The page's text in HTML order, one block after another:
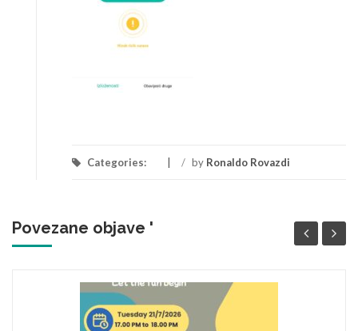
Categories: / by Ronaldo Rovazdi
Povezane objave '